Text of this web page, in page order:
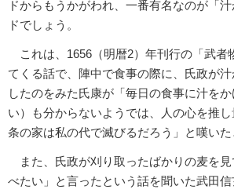
ドからもうかがわれ、一番有名なのが「
ドでしょう。
これは、1656（明暦2）年刊行の「武者
てくる話で、陣中で食事の際に、氏政が
したのをみた氏康が「毎日の食事に汁を
い）も分からないようでは、人の心を推
条の家は私の代で滅びるだろう」と嘆いた
また、氏政が刈り取ったばかりの麦を見
べたい」と言ったという話を聞いた武田